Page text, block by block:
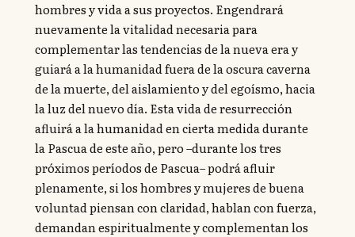
hombres y vida a sus proyectos. Engendrará
nuevamente la vitalidad necesaria para
complementar las tendencias de la nueva era y
guiará a la humanidad fuera de la oscura caverna
de la muerte, del aislamiento y del egoísmo, hacia
la luz del nuevo día. Esta vida de resurrección
afluirá a la humanidad en cierta medida durante
la Pascua de este año, pero –durante los tres
próximos períodos de Pascua– podrá afluir
plenamente, si los hombres y mujeres de buena
voluntad piensan con claridad, hablan con fuerza,
demandan espiritualmente y complementan los